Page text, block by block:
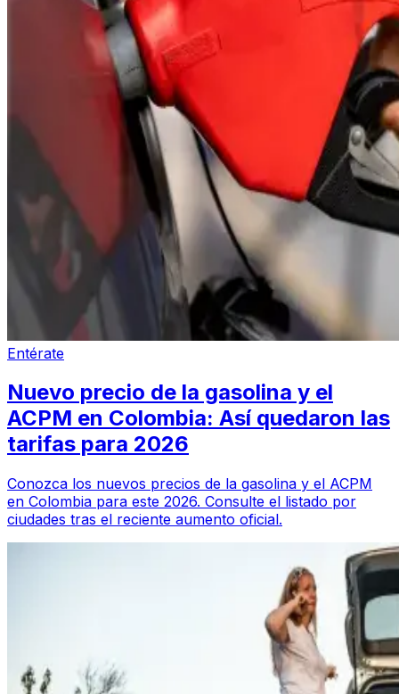
Entérate
Nuevo precio de la gasolina y el
ACPM en Colombia: Así quedaron las
tarifas para 2026
Conozca los nuevos precios de la gasolina y el ACPM
en Colombia para este 2026. Consulte el listado por
ciudades tras el reciente aumento oficial.